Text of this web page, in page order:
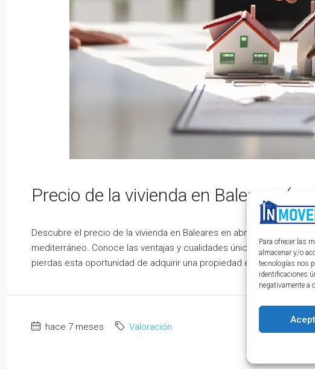
Para ofrecer las
almacenar y/o
tecnologías nos
identificaciones
negativamente a
Precio de la vivienda en Baleares
Descubre el precio de la vivienda en Baleares en abril de 2024 y sé
mediterráneo. Conoce las ventajas y cualidades únicas de esta
pierdas esta oportunidad de adquirir una propiedad en uno de los
hace 7 meses Valoración